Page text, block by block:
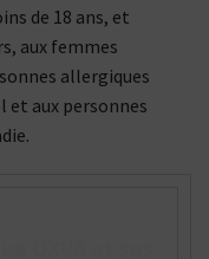
de 18 ans, et
aux femmes
allergiques
et aux personnes